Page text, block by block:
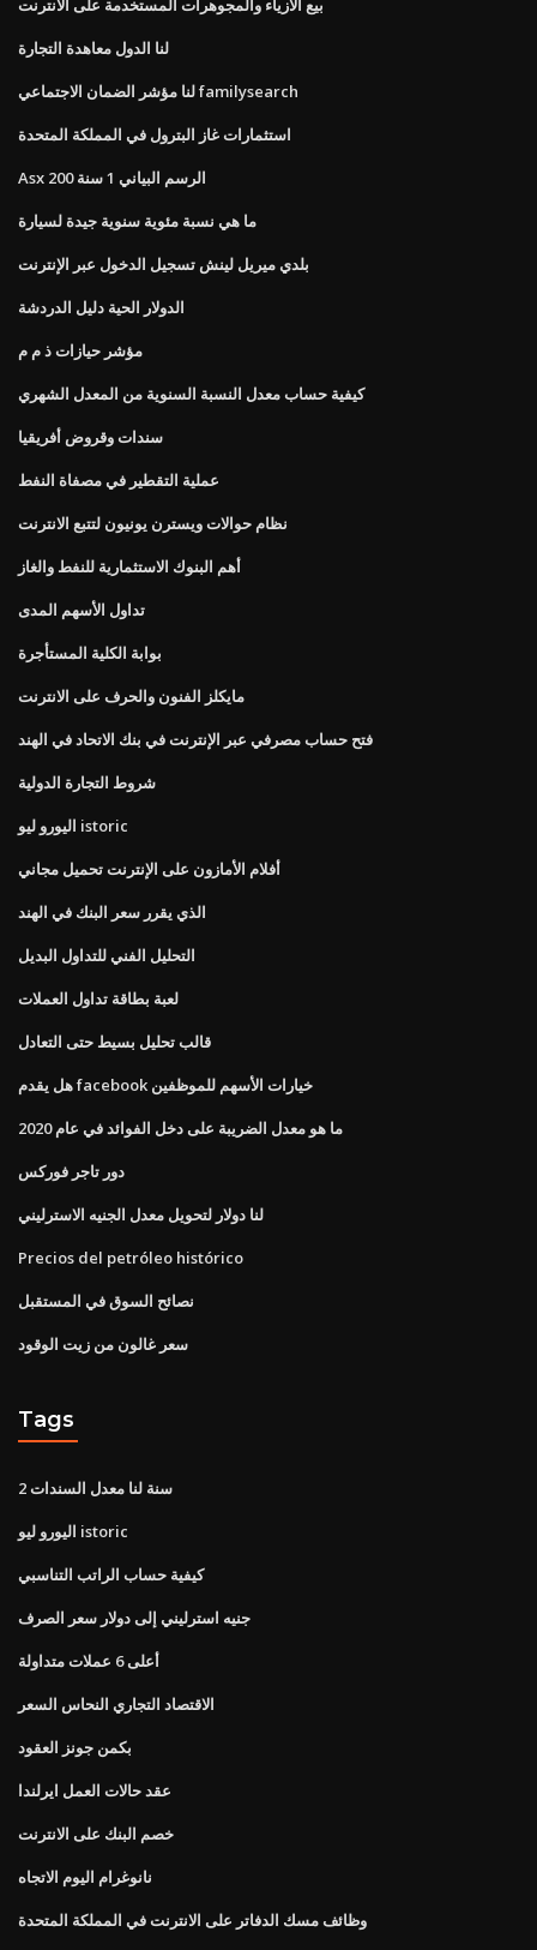
بيع الأزياء والمجوهرات المستخدمة على الانترنت
لنا الدول معاهدة التجارة
لنا مؤشر الضمان الاجتماعي familysearch
استثمارات غاز البترول في المملكة المتحدة
Asx 200 الرسم البياني 1 سنة
ما هي نسبة مئوية سنوية جيدة لسيارة
بلدي ميريل لينش تسجيل الدخول عبر الإنترنت
الدولار الحية دليل الدردشة
مؤشر حيازات ذ م م
كيفية حساب معدل النسبة السنوية من المعدل الشهري
سندات وقروض أفريقيا
عملية التقطير في مصفاة النفط
نظام حوالات ويسترن يونيون لتتبع الانترنت
أهم البنوك الاستثمارية للنفط والغاز
تداول الأسهم المدى
بوابة الكلية المستأجرة
مايكلز الفنون والحرف على الانترنت
فتح حساب مصرفي عبر الإنترنت في بنك الاتحاد في الهند
شروط التجارة الدولية
اليورو ليو istoric
أفلام الأمازون على الإنترنت تحميل مجاني
الذي يقرر سعر البنك في الهند
التحليل الفني للتداول البديل
لعبة بطاقة تداول العملات
قالب تحليل بسيط حتى التعادل
هل يقدم facebook خيارات الأسهم للموظفين
ما هو معدل الضريبة على دخل الفوائد في عام 2020
دور تاجر فوركس
لنا دولار لتحويل معدل الجنيه الاسترليني
Precios del petróleo histórico
نصائح السوق في المستقبل
سعر غالون من زيت الوقود
Tags
2 سنة لنا معدل السندات
اليورو ليو istoric
كيفية حساب الراتب التناسبي
جنيه استرليني إلى دولار سعر الصرف
أعلى 6 عملات متداولة
الاقتصاد التجاري النحاس السعر
بكمن جونز العقود
عقد حالات العمل ايرلندا
خصم البنك على الانترنت
نانوغرام اليوم الاتجاه
وظائف مسك الدفاتر على الانترنت في المملكة المتحدة